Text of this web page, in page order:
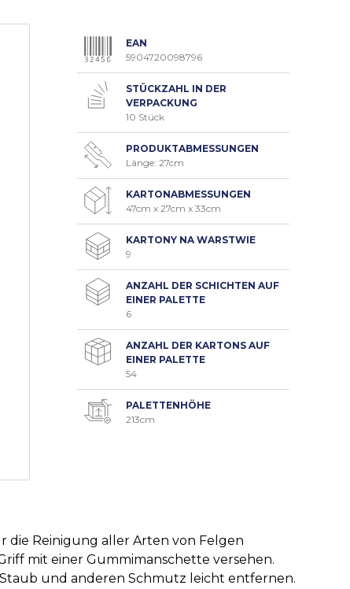
EAN
5904720098796
STÜCKZAHL IN DER
VERPACKUNG
10 Stück
PRODUKTABMESSUNGEN
Länge: 27cm
KARTONABMESSUNGEN
47cm x 27cm x 33cm
KARTONY NA WARSTWIE
9
ANZAHL DER SCHICHTEN AUF
EINER PALETTE
6
ANZAHL DER KARTONS AUF
EINER PALETTE
54
PALETTENHÖHE
213cm
die Reinigung aller Arten von Felgen
mit einer Gummimanschette versehen.
Staub und anderen Schmutz leicht entfernen.